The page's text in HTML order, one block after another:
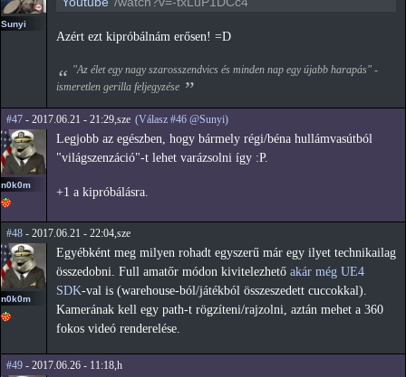
Sunyi
Azért ezt kipróbálnám erősen! =D
"Az élet egy nagy szarosszendvics és minden nap egy újabb harapás" -
ismeretlen gerilla feljegyzése
#47 - 2017.06.21 - 21:29,sze (Válasz #46 @Sunyi)
n0k0m
Legjobb az egészben, hogy bármely régi/béna hullámvasútból
"világszenzáció"-t lehet varázsolni így :P.
+1 a kipróbálásra.
#48 - 2017.06.21 - 22:04,sze
n0k0m
Egyébként meg milyen rohadt egyszerű már egy ilyet technikailag
összedobni. Full amatőr módon kivitelezhető akár még UE4
SDK-val is (warehouse-ból/játékból összeszedett cuccokkal).
Kamerának kell egy path-t rögzíteni/rajzolni, aztán mehet a 360
fokos videó renderelése.
#49 - 2017.06.26 - 11:18,h